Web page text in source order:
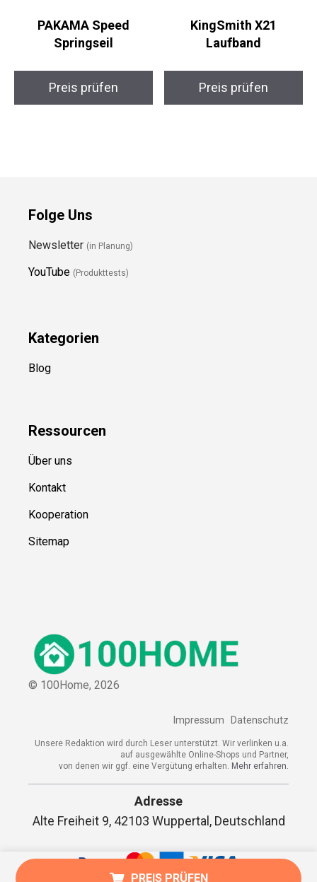
PAKAMA Speed
Springseil
Preis prüfen
KingSmith X21
Laufband
Preis prüfen
PREIS PRÜFEN
Folge Uns
Newsletter (in Planung)
YouTube (Produkttests)
Kategorien
Blog
Ressourcen
Über uns
Kontakt
Kooperation
Sitemap
© 100Home, 2026
Impressum Datenschutz
Unsere Redaktion wird durch Leser unterstützt. Wir verlinken u.a.
auf ausgewählte Online-Shops und Partner,
von denen wir ggf. eine Vergütung erhalten. Mehr erfahren.
Adresse
Alte Freiheit 9, 42103 Wuppertal, Deutschland